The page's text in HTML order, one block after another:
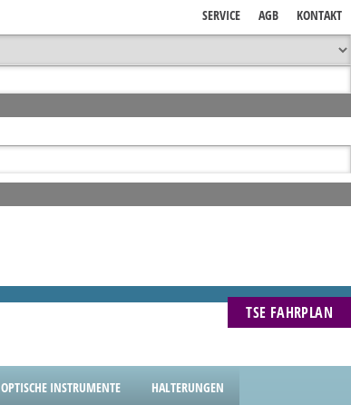
KONTAKT
AGB
SERVICE
TSE FAHRPLAN
OPTISCHE INSTRUMENTE HALTERUNGEN